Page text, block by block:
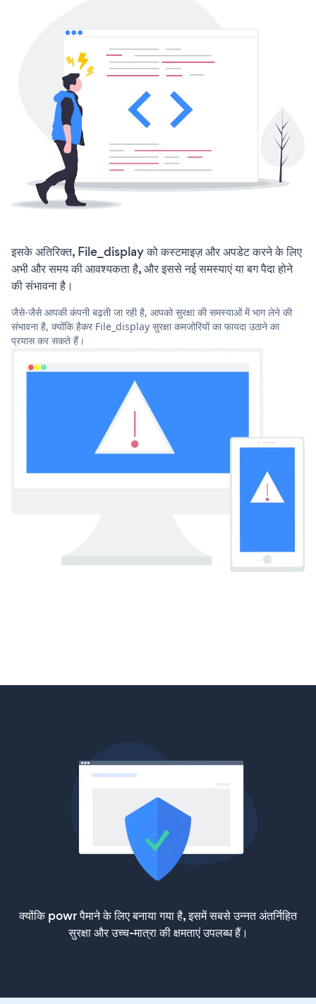
इसके अतिरिक्त, File_display को कस्टमाइज़ और अपडेट करने के लिए
अभी और समय की आवश्यकता है, और इससे नई समस्याएं या बग पैदा होने
की संभावना है।
जैसे-जैसे आपकी कंपनी बढ़ती जा रही है, आपको सुरक्षा की समस्याओं में भाग लेने की
संभावना है, क्योंकि हैकर File_display सुरक्षा कमजोरियों का फायदा उठाने का
प्रयास कर सकते हैं।
क्योंकि powr पैमाने के लिए बनाया गया है, इसमें सबसे उन्नत अंतर्निहित
सुरक्षा और उच्च-मात्रा की क्षमताएं उपलब्ध हैं।